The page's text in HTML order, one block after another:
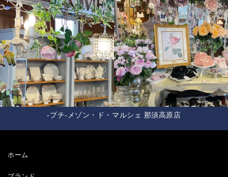
-プチ-メゾン・ド・マルシェ 那須高原店
ホーム